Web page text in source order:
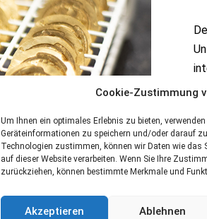
Cookie-Zustimmung
Um Ihnen ein optimales Erlebnis zu bieten,
Geräteinformationen zu speichern und/oder darauf
Technologien zustimmen, können wir Daten wie das
auf dieser Website verarbeiten. Wenn Sie Ihre
zurückziehen, können bestimmte Merkmale und
Akzeptieren Ablehnen